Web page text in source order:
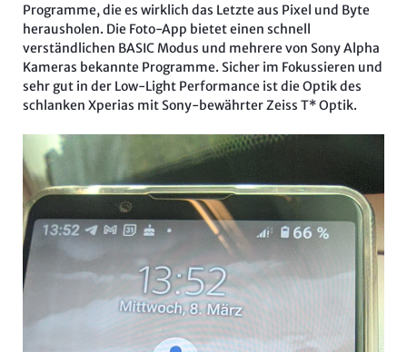
Programme, die es wirklich das Letzte aus Pixel und Byte
herausholen. Die Foto-App bietet einen schnell
verständlichen BASIC Modus und mehrere von Sony Alpha
Kameras bekannte Programme. Sicher im Fokussieren und
sehr gut in der Low-Light Performance ist die Optik des
schlanken Xperias mit Sony-bewährter Zeiss T* Optik.